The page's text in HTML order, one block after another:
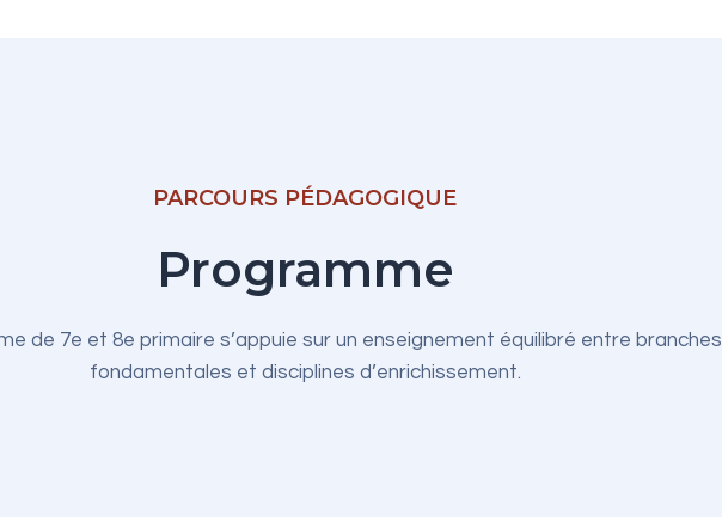
PARCOURS PÉDAGOGIQUE
Programme
de 7e et 8e primaire s’appuie sur un enseignement équilibré entre branches
fondamentales et disciplines d’enrichissement.